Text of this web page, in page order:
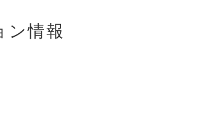
ン情報